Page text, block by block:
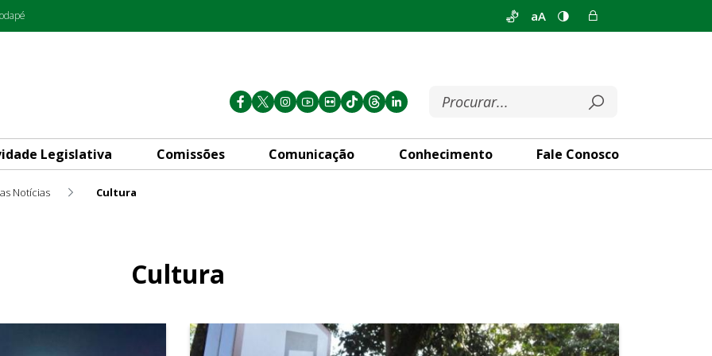
aA
Legislativa Comissões Comunicação Conhecimento Fale Conosco
Notícias Cultura
Cultura